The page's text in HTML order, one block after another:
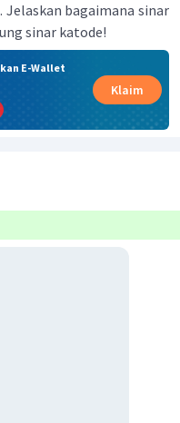
bagaimana sinar
sinar katode!
E-Wallet
Klaim